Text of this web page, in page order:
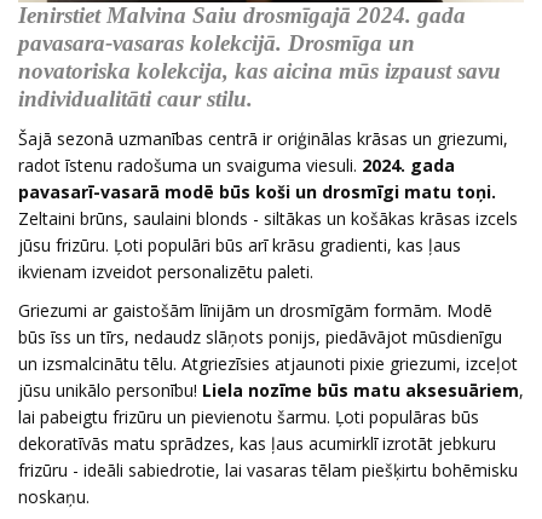
Ienirstiet Malvina Saiu drosmīgajā 2024. gada
pavasara-vasaras kolekcijā. Drosmīga un
novatoriska kolekcija, kas aicina mūs izpaust savu
individualitāti caur stilu.
Šajā sezonā uzmanības centrā ir oriģinālas krāsas un griezumi,
radot īstenu radošuma un svaiguma viesuli. 2024. gada
pavasarī-vasarā modē būs koši un drosmīgi matu toņi.
Zeltaini brūns, saulaini blonds - siltākas un košākas krāsas izcels
jūsu frizūru. Ļoti populāri būs arī krāsu gradienti, kas ļaus
ikvienam izveidot personalizētu paleti.
Griezumi ar gaistošām līnijām un drosmīgām formām. Modē
būs īss un tīrs, nedaudz slāņots ponijs, piedāvājot mūsdienīgu
un izsmalcinātu tēlu. Atgriezīsies atjaunoti pixie griezumi, izceļot
jūsu unikālo personību! Liela nozīme būs matu aksesuāriem,
lai pabeigtu frizūru un pievienotu šarmu. Ļoti populāras būs
dekoratīvās matu sprādzes, kas ļaus acumirklī izrotāt jebkuru
frizūru - ideāli sabiedrotie, lai vasaras tēlam piešķirtu bohēmisku
noskaņu.